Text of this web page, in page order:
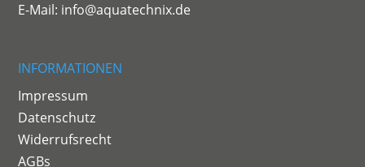
E-Mail: info@aquatechnix.de
INFORMATIONEN
Impressum
Datenschutz
Widerrufsrecht
AGBs